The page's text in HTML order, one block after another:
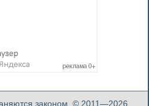
законом. © 2011—2026